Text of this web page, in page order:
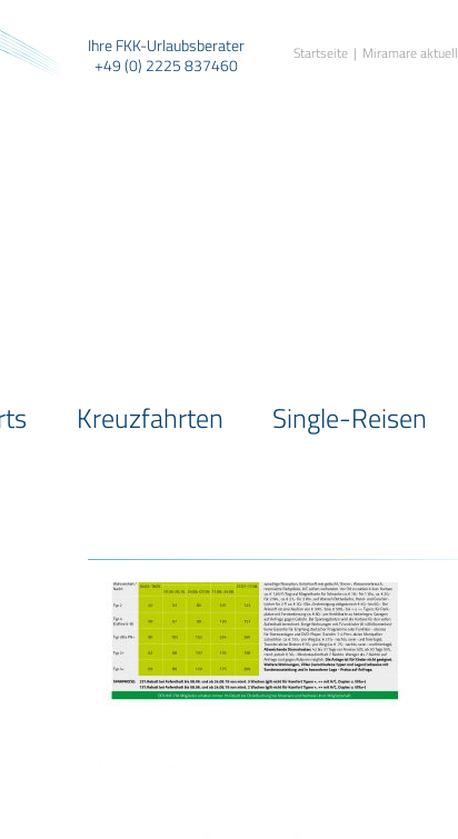
Ihre FKK-Urlaubsberater
+49 (0) 2225 837460
Startseite Miramare aktuell
Kreuzfahrten Single-Reisen